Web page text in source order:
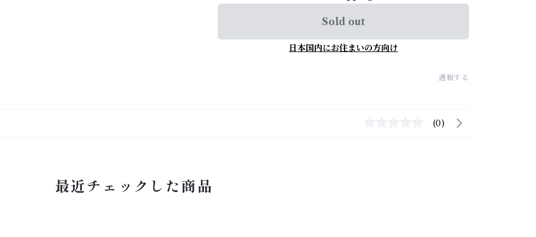
Sold out
日本国内にお住まいの方向け
通報する
(0)
最近チェックした商品